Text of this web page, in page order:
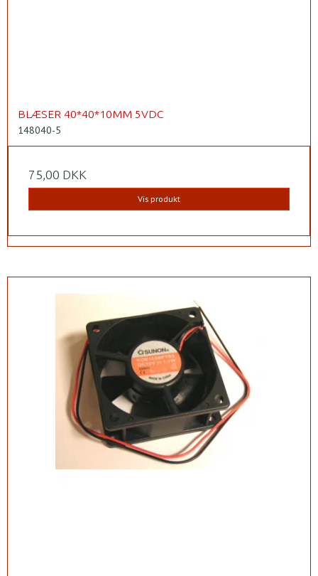
BLÆSER 40*40*10MM 5VDC
148040-5
75,00 DKK
Vis produkt